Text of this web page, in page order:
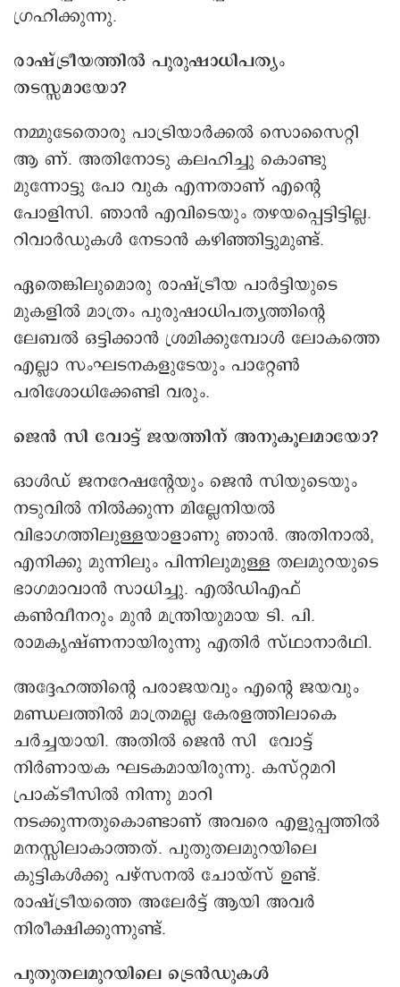
ഗ്രഹിക്കുന്നു.
രാഷ്ട്രീയത്തില്‍ പുരുഷാധിപത്യം
തടസ്സമായോ?
നമ്മുടേതൊരു പാട്രിയാര്‍ക്കല്‍ സൊസൈറ്റി
ആ ണ്. അതിനോടു കലഹിച്ചു കൊണ്ടു
മുന്നോട്ടു പോ വുക എന്നതാണ് എന്റെ
പോളിസി. ഞാന്‍ എവിടെയും തഴയപ്പെട്ടിട്ടില്ല.
റിവാര്‍ഡുകള്‍ നേടാന്‍ കഴിഞ്ഞിട്ടുമുണ്ട്.
ഏതെങ്കിലുമൊരു രാഷ്ട്രീയ പാര്‍ട്ടിയുടെ
മുകളില്‍ മാത്രം പുരുഷാധിപത്യത്തിന്റെ
ലേബല്‍ ഒട്ടിക്കാന്‍ ശ്രമിക്കുമ്പോള്‍ ലോകത്തെ
എല്ലാ സംഘടനകളുടേയും പാറ്റേണ്‍
പരിശോധിക്കേണ്ടി വരും.
ജെൻ സി വോട്ട് ജയത്തിന് അനുകൂലമായോ?
ഓള്‍ഡ് ജനറേഷന്റേയും ജെന്‍ സിയുടെയും
നടുവില്‍ നില്‍ക്കുന്ന മില്ലേനിയല്‍
വിഭാഗത്തിലുള്ളയാളാണു ഞാന്‍. അതിനാൽ,
എനിക്കു മുന്നിലും പിന്നിലുമുള്ള തലമുറയുടെ
ഭാഗമാവാന്‍ സാധിച്ചു. എല്‍ഡിഎഫ്
കണ്‍വീനറും മുൻ മന്ത്രിയുമായ ടി. പി.
രാമകൃഷ്ണനായിരുന്നു എതിര്‍ സ്ഥാനാര്‍ഥി.
അദ്ദേഹത്തിന്റെ പരാജയവും എന്റെ ജയവും
മണ്ഡലത്തില്‍ മാത്രമല്ല കേരളത്തിലാകെ
ചര്‍ച്ചയായി. അതിൽ ജെൻ സി വോട്ട്
നിർണായക ഘടകമായിരുന്നു. കസ്റ്റമറി
പ്രാക്ടീസില്‍ നിന്നു മാറി
നടക്കുന്നതുകൊണ്ടാണ് അവരെ എളുപ്പത്തില്‍
മനസ്സിലാകാത്തത്. പുതുതലമുറയിലെ
കുട്ടികൾക്കു പഴ്‌സനല്‍ ചോയ്‌സ് ഉണ്ട്.
രാഷ്ട്രീയത്തെ അലേര്‍ട്ട് ആയി അവര്‍
നിരീക്ഷിക്കുന്നുണ്ട്.
പുതുതലമുറയിലെ ട്രെൻഡുകൾ